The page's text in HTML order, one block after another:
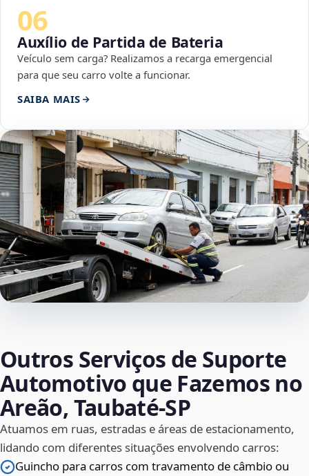
06
Auxílio de Partida de Bateria
Veículo sem carga? Realizamos a recarga emergencial
para que seu carro volte a funcionar.
SAIBA MAIS
Outros Serviços de Suporte
Automotivo que Fazemos no
Areão, Taubaté‑SP
Atuamos em ruas, estradas e áreas de estacionamento,
lidando com diferentes situações envolvendo carros:
Guincho para carros com travamento de câmbio ou